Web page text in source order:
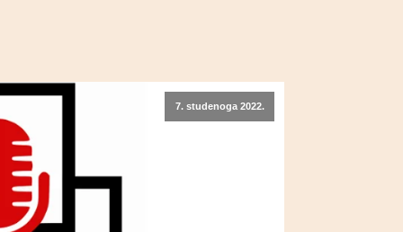
7. studenoga 2022.